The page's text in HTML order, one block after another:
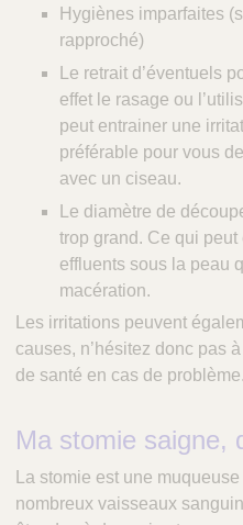
Hygiènes imparfaites
rapproché)
Le retrait d’éventuels
effet le rasage ou
peut entrainer une
préférable pour vous
avec un ciseau.
Le diamètre de
trop grand. Ce qui
effluents sous la peau
macération.
Les irritations peuvent
causes, n’hésitez donc pas
de santé en cas de problème.
Ma stomie saigne,
La stomie est une
nombreux vaisseaux